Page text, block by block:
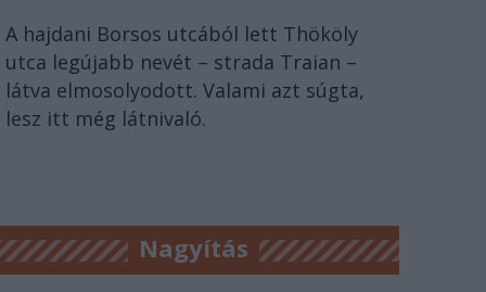
A hajdani Borsos utcából lett Thököly
utca legújabb nevét – strada Traian –
látva elmosolyodott. Valami azt súgta,
lesz itt még látnivaló.
Nagyítás